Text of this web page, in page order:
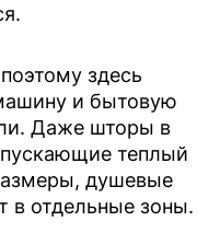
здесь
и бытовую
Даже шторы в
теплый
душевые
в отдельные зоны.